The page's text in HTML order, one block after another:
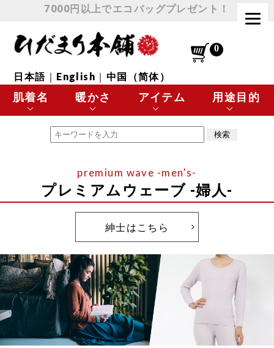
7000円以上でエコバッグプレゼント！
日本語 ｜ English ｜ 中国（简体）
肌着名
エベレスト
チョモランマ
Washicool商品
JAXAコラボ商品
暖かさ
最高に暖かい
とても暖かい
全商品一覧
アイテム
肌着 トップス
肌着 ボトムス
アウター
その他
用途目的
極寒の環境に最適
スポーツなど
温活・ヘルスケア
全商品一覧
プレミアムウェーブ -婦人-
紳士はこちら